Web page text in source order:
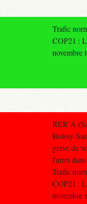
Trafic
COP21 :
novembre
RER A
Boissy-
grave de
l'arret
Trafic
COP21 :
novembre